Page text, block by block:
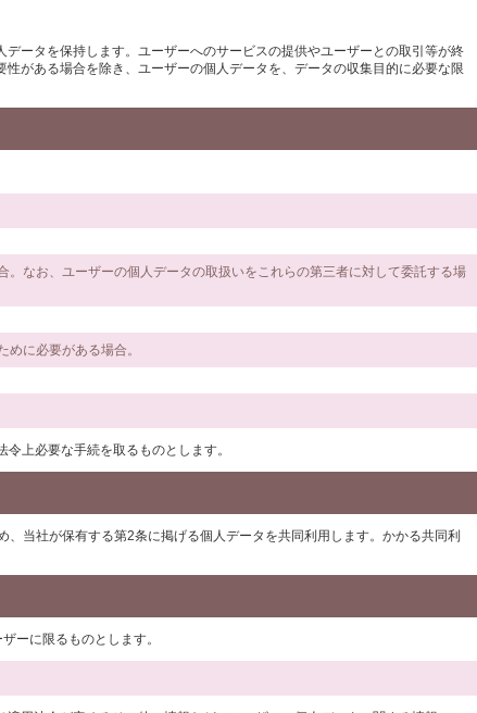
ータを保持します。ユーザーへのサービスの提供やユーザーとの取引等が終
がある場合を除き、ユーザーの個人データを、データの収集目的に必要な限
なお、ユーザーの個人データの取扱いをこれらの第三者に対して委託する場
に必要がある場合。
上必要な手続を取るものとします。
当社が保有する第2条に掲げる個人データを共同利用します。かかる共同利
ーに限るものとします。